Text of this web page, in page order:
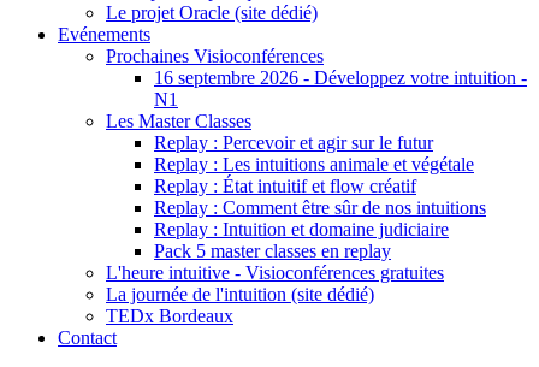
Le projet Oracle (site dédié)
Evénements
Prochaines Visioconférences
16 septembre 2026 - Développez votre intuition -
N1
Les Master Classes
Replay : Percevoir et agir sur le futur
Replay : Les intuitions animale et végétale
Replay : État intuitif et flow créatif
Replay : Comment être sûr de nos intuitions
Replay : Intuition et domaine judiciaire
Pack 5 master classes en replay
L'heure intuitive - Visioconférences gratuites
La journée de l'intuition (site dédié)
TEDx Bordeaux
Contact